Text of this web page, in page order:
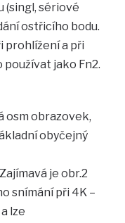
(singl, sériové
ostřicího bodu.
prohlížení a při
používat jako Fn2.
osm obrazovek,
obyčejný
je obr.2
snímání při 4K –
lze